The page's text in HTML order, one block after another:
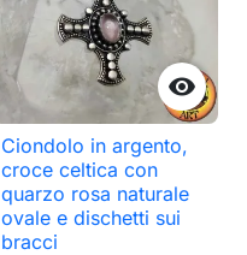

Ciondolo in argento,
croce celtica con
quarzo rosa naturale
ovale e dischetti sui
bracci